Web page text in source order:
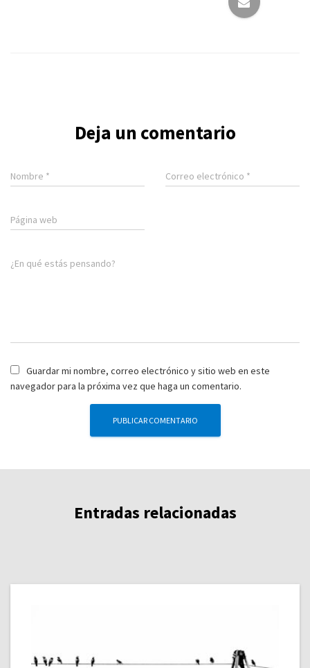
Deja un comentario
Nombre * Correo electrónico *
Página web
¿En qué estás pensando?
Guardar mi nombre, correo electrónico y sitio web en este
navegador para la próxima vez que haga un comentario.
Entradas relacionadas